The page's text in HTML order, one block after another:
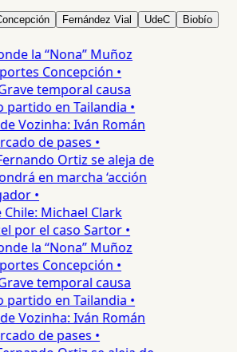
Fernández Vial UdeC Biobío
la “Nona” Muñoz
Concepción •
temporal causa
en Tailandia •
Vozinha: Iván Román
de pases •
Ortiz se aleja de
en marcha ‘acción
•
Michael Clark
por el caso Sartor •
la “Nona” Muñoz
Concepción •
temporal causa
en Tailandia •
Vozinha: Iván Román
de pases •